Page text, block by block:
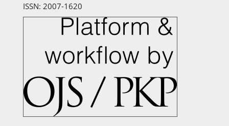
ISSN: 2007-1620